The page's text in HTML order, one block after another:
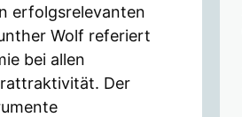
erfolgsrelevanten
Wolf referiert
bei allen
Der